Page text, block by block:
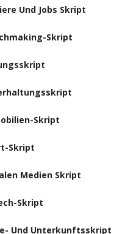
Und Jobs Skript
Skript
Skript
Skript
Medien Skript
Skript
Und Unterkunftsskript